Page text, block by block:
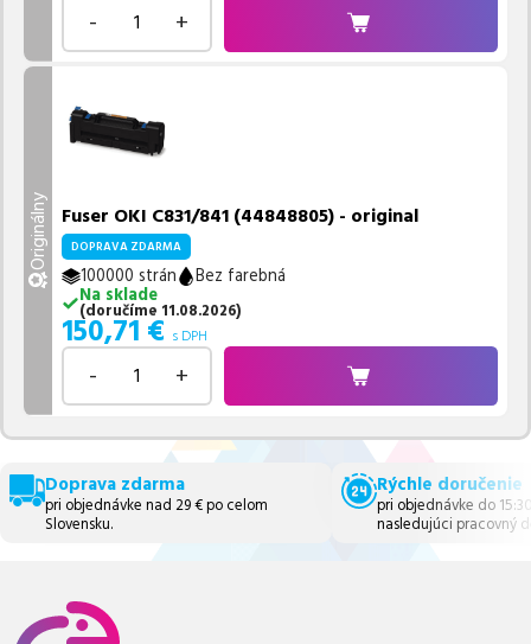
- +
Originálny Fuser OKI C831/841 (44848805) - original
DOPRAVA ZDARMA
100000 strán
Bez farebná
Na sklade
(doručíme 11.08.2026)
150,71 € s DPH
- +
Doprava zdarma
pri objednávke nad 29 € po celom
Slovensku.
Rýchle doručenie
pri objednávke do
nasledujúci pracovný